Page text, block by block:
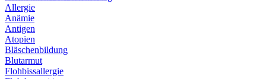
Allergie
Anämie
Antigen
Atopien
Bläschenbildung
Blutarmut
Flohbissallergie